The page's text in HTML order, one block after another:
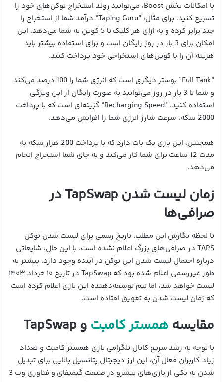
با امکانات بخش Boost، می‌توانید روند استخراج توکن‌های خود را
تسریع کنید. برای مثال، “Taping Guru” درآمد شما از استخراج را
چند برابر کرده و به ازای هر کلیک تا 5 کوین به شما می‌دهد. این
امکان برای 3 بار در روز رایگان است و برای استفاده بیشتر باید
هزینه آن را با کوین‌های استخراجی خود پرداخت کنید.
“Full Tank” بوستر دیگری است که انرژی شما را 100 درصد می‌کند
و شما تا 3 بار در روز می‌توانید به صورت رایگان از این ویژگی
استفاده کنید. “Recharging Speed” گزینه‌ای است که با پرداخت
2000 سکه، سرعت شارژ انرژی شما را افزایش می‌دهد.
همچنین، این بازی یک بات دارد که با پرداخت 200 هزار سکه به
مدت 12 ساعت برای شما کار می‌کند و به جای شما استخراج انجام
می‌دهد.
زمان لیست شدن TapSwap در
صرافی‌ها
تا لحظه نگارش این مطلب، تاریخ رسمی برای لیست شدن توکن
TAPS در صرافی‌های بزرگ اعلام نشده است. با این حال، شایعاتی
درباره احتمال لیست شدن این توکن در آینده وجود دارد. پیشتر به
طور غیررسمی اعلام شده بود که TapSwap در تاریخ ۱۰ خرداد ۱۴۰۳
لیست خواهد شد، اما تیم توسعه‌دهنده این بازی اعلام کرده است
که زمان لیست شدن به تعویق افتاده است.
مقایسه همستر کامبت و TapSwap
با توجه به رشد سریع کانال تلگرامی بازی همستر کامبت و تعداد
زیاد کاربران فعال آن، این ارز دیجیتال پتانسیل بالایی برای تبدیل
شدن به یکی از بازی‌های پیشرو در صنعت گیمیفای و فناوری وب 3